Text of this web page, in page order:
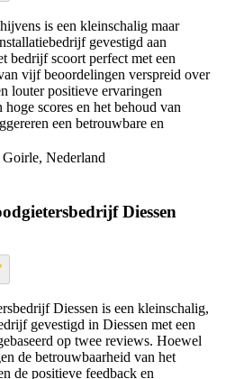
is een kleinschalig maar
gevestigd aan
bedrijf scoort perfect met een
vijf beoordelingen verspreid over
louter positieve ervaringen
scores en het behoud van
een betrouwbare en
Nederland
Diessen
Diessen is een kleinschalig,
gevestigd in Diessen met een
op twee reviews. Hoewel
de betrouwbaarheid van het
de positieve feedback en